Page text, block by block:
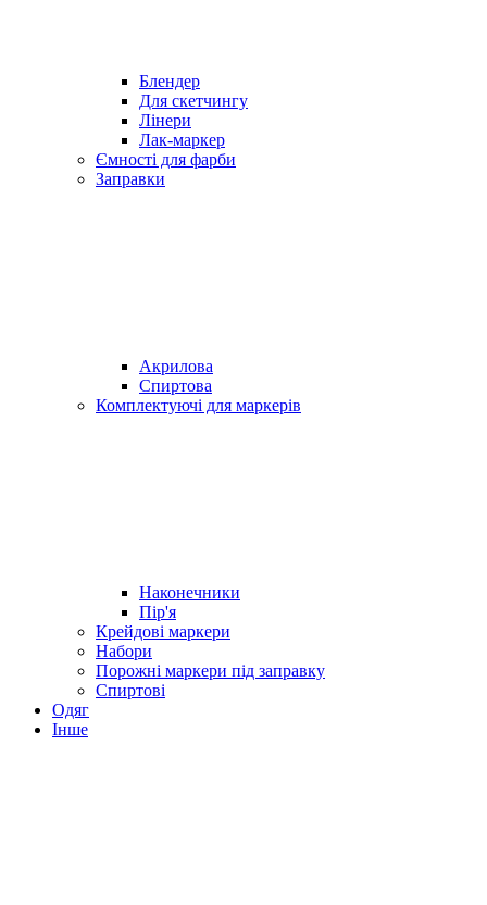
Блендер
Для скетчингу
Лінери
Лак-маркер
Ємності для фарби
Заправки
Акрилова
Спиртова
Комплектуючі для маркерів
Наконечники
Пір'я
Крейдові маркери
Набори
Порожні маркери під заправку
Спиртові
Одяг
Інше